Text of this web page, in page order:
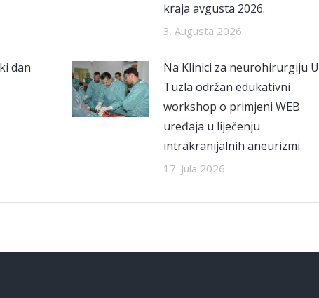
kraja avgusta 2026.
3. Augusta 2026.
dan
Na Klinici za neurohirurgiju
Tuzla održan edukativni
workshop o primjeni WEB
uređaja u liječenju
intrakranijalnih aneurizmi
17. Jula 2026.